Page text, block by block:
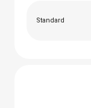
Standard